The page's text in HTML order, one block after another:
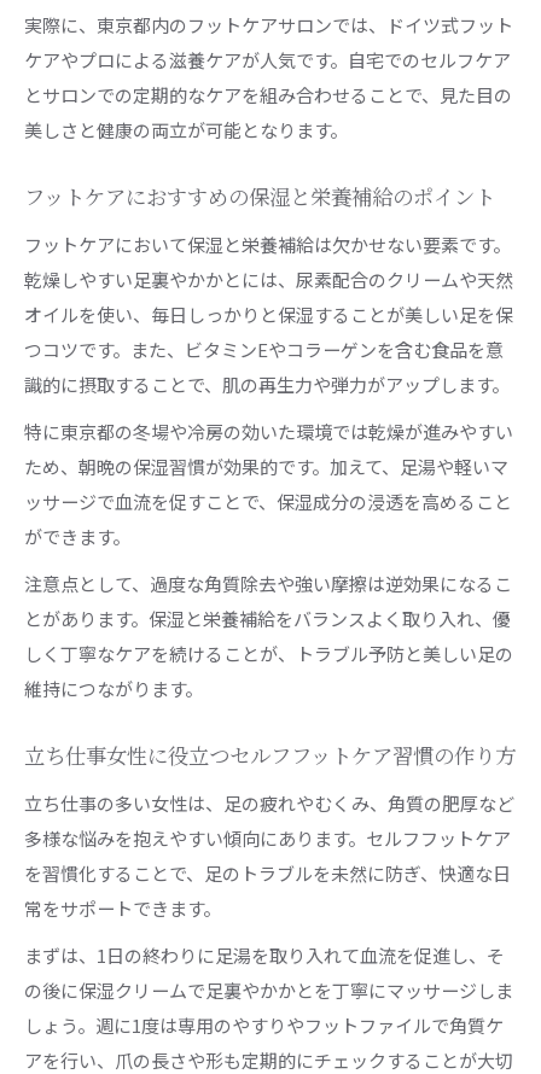
実際に、東京都内のフットケアサロンでは、ドイツ式フット
ケアやプロによる滋養ケアが人気です。自宅でのセルフケア
とサロンでの定期的なケアを組み合わせることで、見た目の
美しさと健康の両立が可能となります。
フットケアにおすすめの保湿と栄養補給のポイント
フットケアにおいて保湿と栄養補給は欠かせない要素です。
乾燥しやすい足裏やかかとには、尿素配合のクリームや天然
オイルを使い、毎日しっかりと保湿することが美しい足を保
つコツです。また、ビタミンEやコラーゲンを含む食品を意
識的に摂取することで、肌の再生力や弾力がアップします。
特に東京都の冬場や冷房の効いた環境では乾燥が進みやすい
ため、朝晩の保湿習慣が効果的です。加えて、足湯や軽いマ
ッサージで血流を促すことで、保湿成分の浸透を高めること
ができます。
注意点として、過度な角質除去や強い摩擦は逆効果になるこ
とがあります。保湿と栄養補給をバランスよく取り入れ、優
しく丁寧なケアを続けることが、トラブル予防と美しい足の
維持につながります。
立ち仕事女性に役立つセルフフットケア習慣の作り方
立ち仕事の多い女性は、足の疲れやむくみ、角質の肥厚など
多様な悩みを抱えやすい傾向にあります。セルフフットケア
を習慣化することで、足のトラブルを未然に防ぎ、快適な日
常をサポートできます。
まずは、1日の終わりに足湯を取り入れて血流を促進し、そ
の後に保湿クリームで足裏やかかとを丁寧にマッサージしま
しょう。週に1度は専用のやすりやフットファイルで角質ケ
アを行い、爪の長さや形も定期的にチェックすることが大切